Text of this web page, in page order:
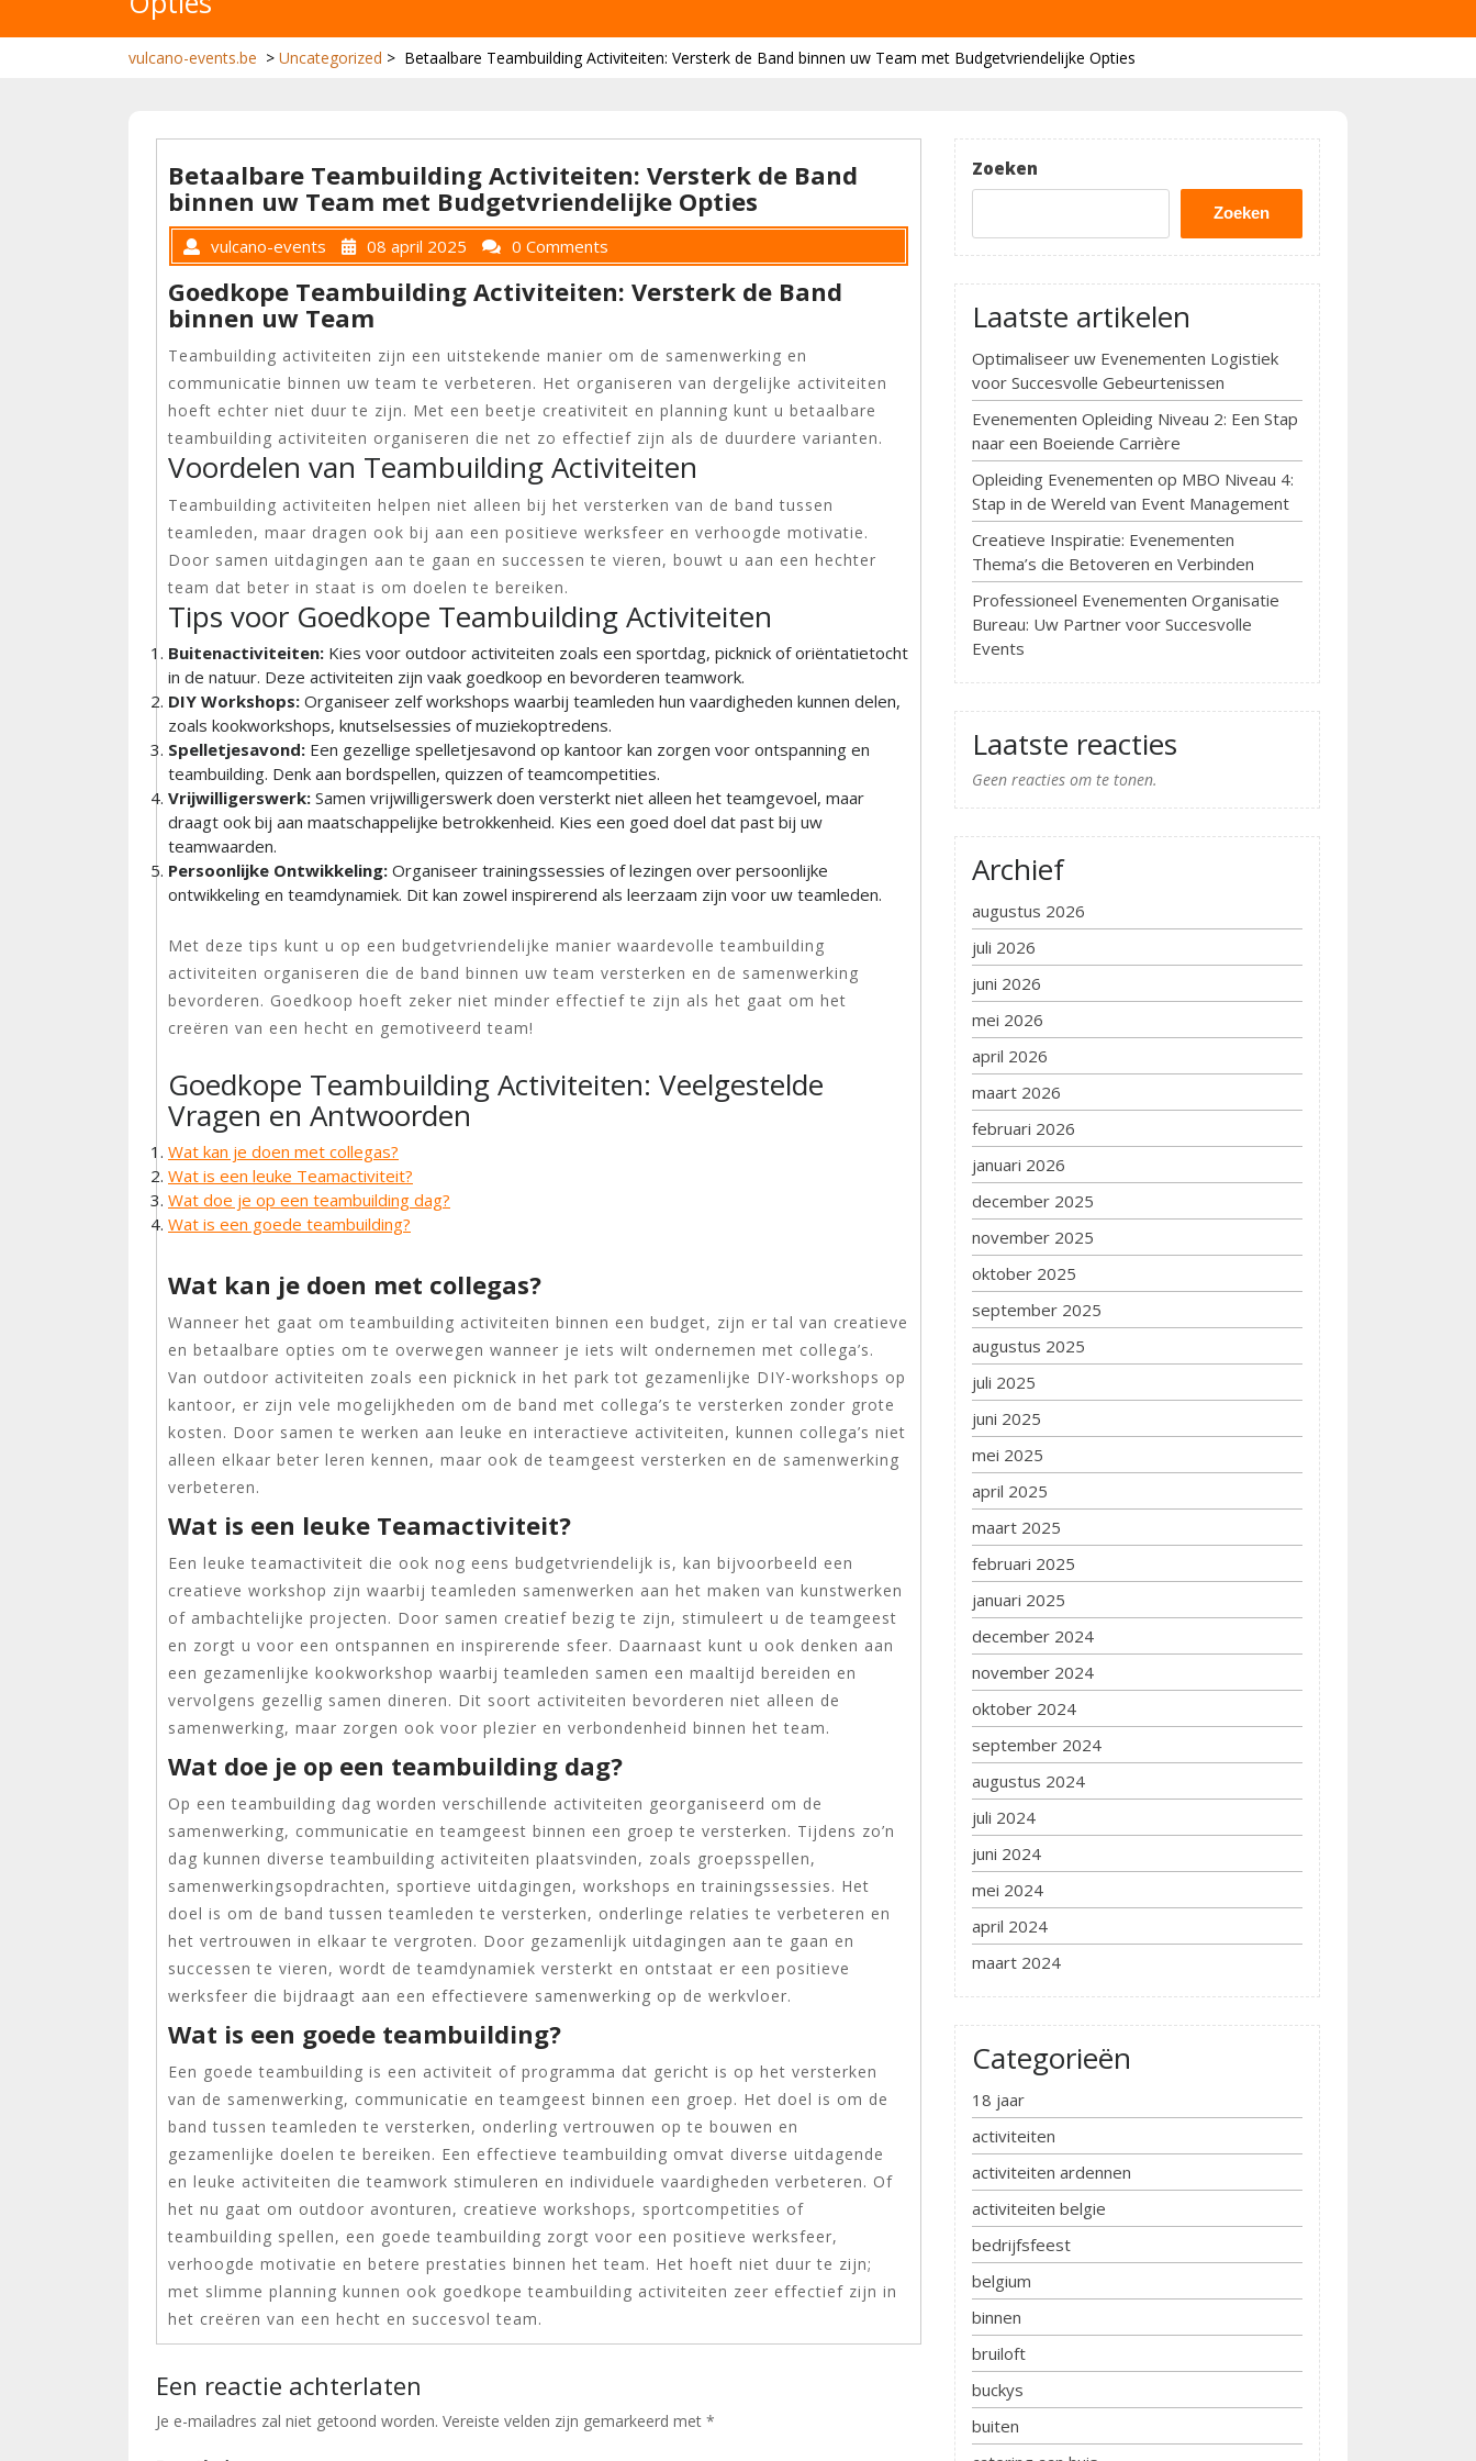
vulcano-events.be > Uncategorized > Betaalbare Teambuilding Activiteiten: Versterk de Band binnen uw Team met Budgetvriendelijke Opties
Betaalbare Teambuilding Activiteiten: Versterk de Band
binnen uw Team met Budgetvriendelijke Opties
vulcano-events 08 april 2025 0 Comments
Goedkope Teambuilding Activiteiten: Versterk de Band
binnen uw Team
Teambuilding activiteiten zijn een uitstekende manier om de samenwerking en
communicatie binnen uw team te verbeteren. Het organiseren van dergelijke activiteiten
hoeft echter niet duur te zijn. Met een beetje creativiteit en planning kunt u betaalbare
teambuilding activiteiten organiseren die net zo effectief zijn als de duurdere varianten.
Voordelen van Teambuilding Activiteiten
Teambuilding activiteiten helpen niet alleen bij het versterken van de band tussen
teamleden, maar dragen ook bij aan een positieve werksfeer en verhoogde motivatie.
Door samen uitdagingen aan te gaan en successen te vieren, bouwt u aan een hechter
team dat beter in staat is om doelen te bereiken.
Tips voor Goedkope Teambuilding Activiteiten
Buitenactiviteiten: Kies voor outdoor activiteiten zoals een sportdag, picknick of oriëntatietocht
in de natuur. Deze activiteiten zijn vaak goedkoop en bevorderen teamwork.
DIY Workshops: Organiseer zelf workshops waarbij teamleden hun vaardigheden kunnen delen,
zoals kookworkshops, knutselsessies of muziekoptredens.
Spelletjesavond: Een gezellige spelletjesavond op kantoor kan zorgen voor ontspanning en
teambuilding. Denk aan bordspellen, quizzen of teamcompetities.
Vrijwilligerswerk: Samen vrijwilligerswerk doen versterkt niet alleen het teamgevoel, maar
draagt ook bij aan maatschappelijke betrokkenheid. Kies een goed doel dat past bij uw
teamwaarden.
Persoonlijke Ontwikkeling: Organiseer trainingssessies of lezingen over persoonlijke
ontwikkeling en teamdynamiek. Dit kan zowel inspirerend als leerzaam zijn voor uw teamleden.
Met deze tips kunt u op een budgetvriendelijke manier waardevolle teambuilding
activiteiten organiseren die de band binnen uw team versterken en de samenwerking
bevorderen. Goedkoop hoeft zeker niet minder effectief te zijn als het gaat om het
creëren van een hecht en gemotiveerd team!
Goedkope Teambuilding Activiteiten: Veelgestelde
Vragen en Antwoorden
Wat kan je doen met collegas?
Wat is een leuke Teamactiviteit?
Wat doe je op een teambuilding dag?
Wat is een goede teambuilding?
Wat kan je doen met collegas?
Wanneer het gaat om teambuilding activiteiten binnen een budget, zijn er tal van creatieve
en betaalbare opties om te overwegen wanneer je iets wilt ondernemen met collega’s.
Van outdoor activiteiten zoals een picknick in het park tot gezamenlijke DIY-workshops op
kantoor, er zijn vele mogelijkheden om de band met collega’s te versterken zonder grote
kosten. Door samen te werken aan leuke en interactieve activiteiten, kunnen collega’s niet
alleen elkaar beter leren kennen, maar ook de teamgeest versterken en de samenwerking
verbeteren.
Wat is een leuke Teamactiviteit?
Een leuke teamactiviteit die ook nog eens budgetvriendelijk is, kan bijvoorbeeld een
creatieve workshop zijn waarbij teamleden samenwerken aan het maken van kunstwerken
of ambachtelijke projecten. Door samen creatief bezig te zijn, stimuleert u de teamgeest
en zorgt u voor een ontspannen en inspirerende sfeer. Daarnaast kunt u ook denken aan
een gezamenlijke kookworkshop waarbij teamleden samen een maaltijd bereiden en
vervolgens gezellig samen dineren. Dit soort activiteiten bevorderen niet alleen de
samenwerking, maar zorgen ook voor plezier en verbondenheid binnen het team.
Wat doe je op een teambuilding dag?
Op een teambuilding dag worden verschillende activiteiten georganiseerd om de
samenwerking, communicatie en teamgeest binnen een groep te versterken. Tijdens zo’n
dag kunnen diverse teambuilding activiteiten plaatsvinden, zoals groepsspellen,
samenwerkingsopdrachten, sportieve uitdagingen, workshops en trainingssessies. Het
doel is om de band tussen teamleden te versterken, onderlinge relaties te verbeteren en
het vertrouwen in elkaar te vergroten. Door gezamenlijk uitdagingen aan te gaan en
successen te vieren, wordt de teamdynamiek versterkt en ontstaat er een positieve
werksfeer die bijdraagt aan een effectievere samenwerking op de werkvloer.
Wat is een goede teambuilding?
Een goede teambuilding is een activiteit of programma dat gericht is op het versterken
van de samenwerking, communicatie en teamgeest binnen een groep. Het doel is om de
band tussen teamleden te versterken, onderling vertrouwen op te bouwen en
gezamenlijke doelen te bereiken. Een effectieve teambuilding omvat diverse uitdagende
en leuke activiteiten die teamwork stimuleren en individuele vaardigheden verbeteren. Of
het nu gaat om outdoor avonturen, creatieve workshops, sportcompetities of
teambuilding spellen, een goede teambuilding zorgt voor een positieve werksfeer,
verhoogde motivatie en betere prestaties binnen het team. Het hoeft niet duur te zijn;
met slimme planning kunnen ook goedkope teambuilding activiteiten zeer effectief zijn in
het creëren van een hecht en succesvol team.
Een reactie achterlaten
Je e-mailadres zal niet getoond worden. Vereiste velden zijn gemarkeerd met *
Zoeken
Zoeken
Laatste artikelen
Optimaliseer uw Evenementen Logistiek
voor Succesvolle Gebeurtenissen
Evenementen Opleiding Niveau 2: Een Stap
naar een Boeiende Carrière
Opleiding Evenementen op MBO Niveau 4:
Stap in de Wereld van Event Management
Creatieve Inspiratie: Evenementen
Thema’s die Betoveren en Verbinden
Professioneel Evenementen Organisatie
Bureau: Uw Partner voor Succesvolle
Events
Laatste reacties
Geen reacties om te tonen.
Archief
augustus 2026
juli 2026
juni 2026
mei 2026
april 2026
maart 2026
februari 2026
januari 2026
december 2025
november 2025
oktober 2025
september 2025
augustus 2025
juli 2025
juni 2025
mei 2025
april 2025
maart 2025
februari 2025
januari 2025
december 2024
november 2024
oktober 2024
september 2024
augustus 2024
juli 2024
juni 2024
mei 2024
april 2024
maart 2024
Categorieën
18 jaar
activiteiten
activiteiten ardennen
activiteiten belgie
bedrijfsfeest
belgium
binnen
bruiloft
buckys
buiten